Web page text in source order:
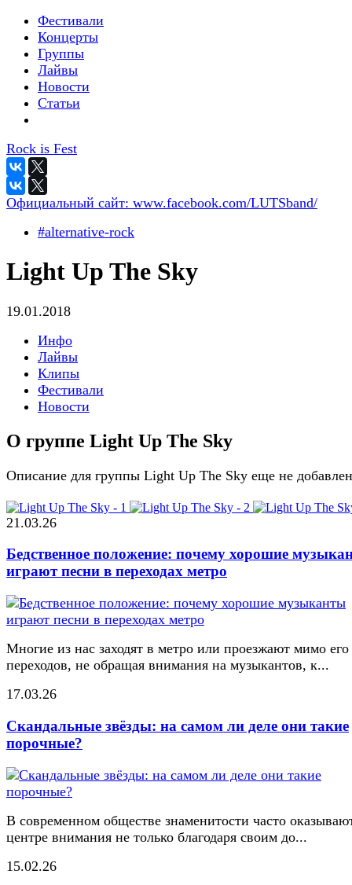
Фестивали
Концерты
Группы
Лайвы
Новости
Статьи
Rock is Fest
Официальный сайт: www.facebook.com/LUTSband/
#alternative-rock
Light Up The Sky
19.01.2018
Инфо
Лайвы
Клипы
Фестивали
Новости
О группе Light Up The Sky
Описание для группы Light Up The Sky еще не
21.03.26
Бедственное положение: почему хорошие
играют песни в переходах метро
Многие из нас заходят в метро или проезжают мимо его
переходов, не обращая внимания на музыкантов, к...
17.03.26
Скандальные звёзды: на самом ли деле они такие
порочные?
В современном обществе знаменитости часто
центре внимания не только благодаря своим до...
15.02.26